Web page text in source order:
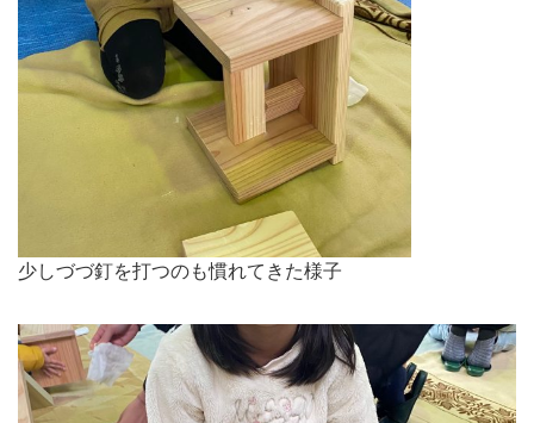
少しづづ釘を打つのも慣れてきた様子